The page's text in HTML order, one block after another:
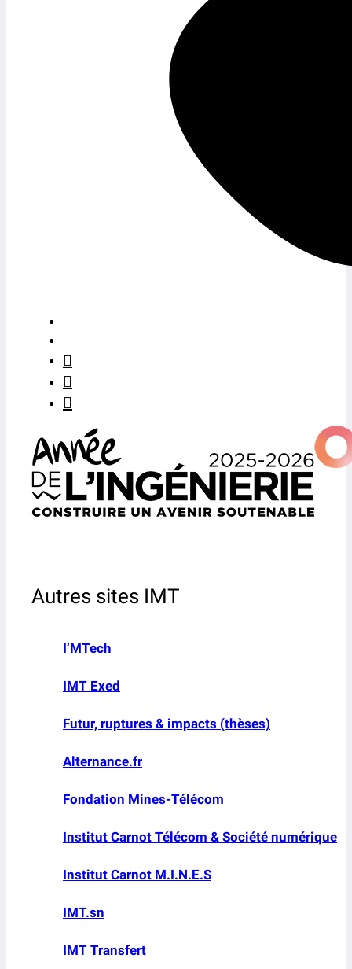
Autres sites IMT
I’MTech
IMT Exed
Futur, ruptures & impacts (thèses)
Alternance.fr
Fondation Mines-Télécom
Institut Carnot Télécom & Société numérique
Institut Carnot M.I.N.E.S
IMT.sn
IMT Transfert